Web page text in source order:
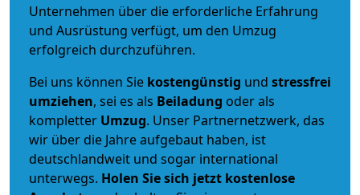
Unternehmen über die erforderliche Erfahrung
und Ausrüstung verfügt, um den Umzug
erfolgreich durchzuführen.
Bei uns können Sie kostengünstig und stressfrei
umziehen, sei es als Beiladung oder als
kompletter Umzug. Unser Partnernetzwerk, das
wir über die Jahre aufgebaut haben, ist
deutschlandweit und sogar international
unterwegs. Holen Sie sich jetzt kostenlose